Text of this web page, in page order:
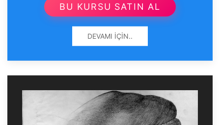
BU KURSU SATIN AL
DEVAMI İÇIN..